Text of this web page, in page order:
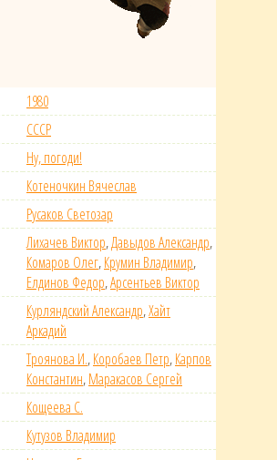
1980
СССР
Ну, погоди!
Котеночкин Вячеслав
Русаков Светозар
Лихачев Виктор,Давыдов Александр,
Комаров Олег,Крумин Владимир,
Елдинов Федор,Арсентьев Виктор
Курляндский Александр,Хайт
Аркадий
Троянова И.,Коробаев Петр,Карпов
Константин,Маракасов Сергей
Кощеева С.
Кутузов Владимир